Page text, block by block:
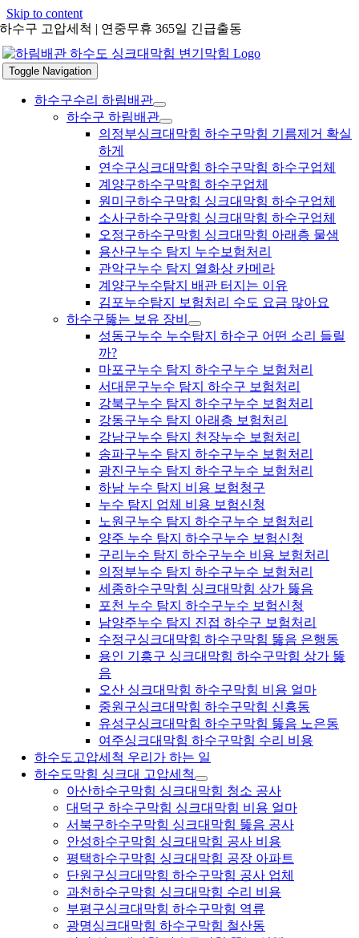
Skip to content
하수구 고압세척 | 연중무휴 365일 긴급출동
Toggle Navigation
하수구수리 하림배관
하수구 하림배관
의정부싱크대막힘 하수구막힘 기름제거 확실
하게
연수구싱크대막힘 하수구막힘 하수구업체
계양구하수구막힘 하수구업체
원미구하수구막힘 싱크대막힘 하수구업체
소사구하수구막힘 싱크대막힘 하수구업체
오정구하수구막힘 싱크대막힘 아래층 물샘
용산구누수 탐지 누수보험처리
관악구누수 탐지 열화상 카메라
계양구누수탐지 배관 터지는 이유
김포누수탐지 보험처리 수도 요금 많아요
하수구뚫는 보유 장비
성동구누수 누수탐지 하수구 어떤 소리 들릴
까?
마포구누수 탐지 하수구누수 보험처리
서대문구누수 탐지 하수구 보험처리
강북구누수 탐지 하수구누수 보험처리
강동구누수 탐지 아래층 보험처리
강남구누수 탐지 천장누수 보험처리
송파구누수 탐지 하수구누수 보험처리
광진구누수 탐지 하수구누수 보험처리
하남 누수 탐지 비용 보험청구
누수 탐지 업체 비용 보험신청
노원구누수 탐지 하수구누수 보험처리
양주 누수 탐지 하수구누수 보험신청
구리누수 탐지 하수구누수 비용 보험처리
의정부누수 탐지 하수구누수 보험처리
세종하수구막힘 싱크대막힘 상가 뚫음
포천 누수 탐지 하수구누수 보험신청
남양주누수 탐지 진접 하수구 보험처리
수정구싱크대막힘 하수구막힘 뚫음 은행동
용인 기흥구 싱크대막힘 하수구막힘 상가 뚫
음
오산 싱크대막힘 하수구막힘 비용 얼마
중원구싱크대막힘 하수구막힘 신흥동
유성구싱크대막힘 하수구막힘 뚫음 노은동
여주싱크대막힘 하수구막힘 수리 비용
하수도고압세척 우리가 하는 일
하수도막힘 싱크대 고압세척
아산하수구막힘 싱크대막힘 청소 공사
대덕구 하수구막힘 싱크대막힘 비용 얼마
서북구하수구막힘 싱크대막힘 뚫음 공사
안성하수구막힘 싱크대막힘 공사 비용
평택하수구막힘 싱크대막힘 공장 아파트
단원구싱크대막힘 하수구막힘 공사 업체
과천하수구막힘 싱크대막힘 수리 비용
부평구싱크대막힘 하수구막힘 역류
광명싱크대막힘 하수구막힘 철산동